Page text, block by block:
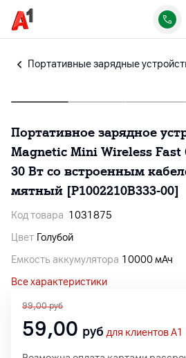
Портативные зарядные
Портативное зарядное
Magnetic Mini Wireless Fast
30 Вт со встроенным
мятный [P1002210B333-00]
Код товара 1031875
Цвет Голубой
Емкость аккумулятора 10000 мАч
Все характеристики
99,00 руб
59,00 руб для клиентов A1